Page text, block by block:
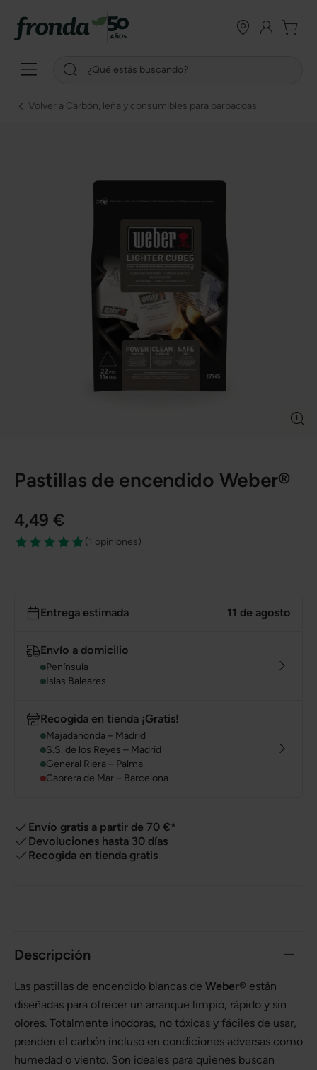
Volver a Carbón, leña y consumibles para barbacoas
Pastillas de encendido Weber®
4,49 €
(1 opiniones)
Entrega estimada 11 de agosto
Envío a domicilio
Península
Islas Baleares
Recogida en tienda ¡Gratis!
Majadahonda – Madrid
S.S. de los Reyes – Madrid
General Riera – Palma
Cabrera de Mar – Barcelona
Envío gratis a partir de 70 €*
Devoluciones hasta 30 días
Recogida en tienda gratis
Descripción
Las pastillas de encendido blancas de Weber® están
diseñadas para ofrecer un arranque limpio, rápido y sin
olores. Totalmente inodoras, no tóxicas y fáciles de usar,
prenden el carbón incluso en condiciones adversas como
humedad o viento. Son ideales para quienes buscan